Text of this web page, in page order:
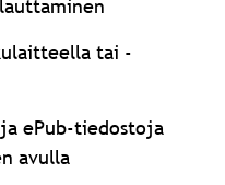
tai -
ePub-tiedostoja
avulla